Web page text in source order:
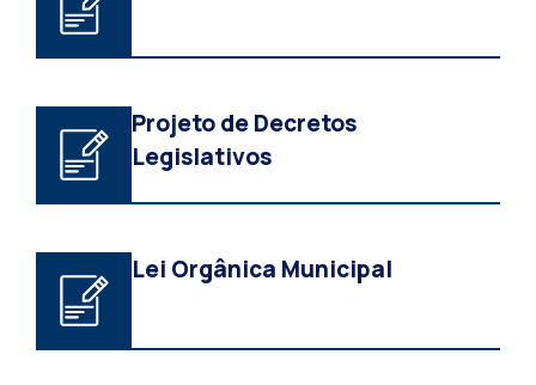
Projeto de Decretos
Legislativos
Lei Orgânica Municipal